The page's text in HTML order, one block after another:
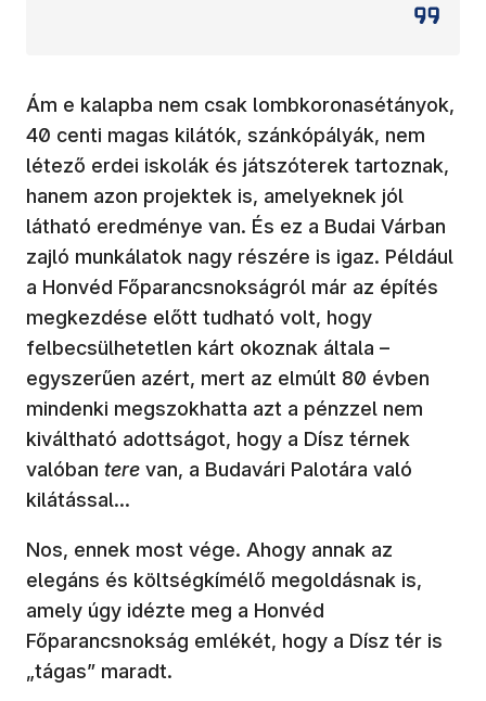
Ám e kalapba nem csak lombkoronasétányok,
40 centi magas kilátók, szánkópályák, nem
létező erdei iskolák és játszóterek tartoznak,
hanem azon projektek is, amelyeknek jól
látható eredménye van. És ez a Budai Várban
zajló munkálatok nagy részére is igaz. Például
a Honvéd Főparancsnokságról már az építés
megkezdése előtt tudható volt, hogy
felbecsülhetetlen kárt okoznak általa –
egyszerűen azért, mert az elmúlt 80 évben
mindenki megszokhatta azt a pénzzel nem
kiváltható adottságot, hogy a Dísz térnek
valóban tere van, a Budavári Palotára való
kilátással…
Nos, ennek most vége. Ahogy annak az
elegáns és költségkímélő megoldásnak is,
amely úgy idézte meg a Honvéd
Főparancsnokság emlékét, hogy a Dísz tér is
„tágas” maradt.